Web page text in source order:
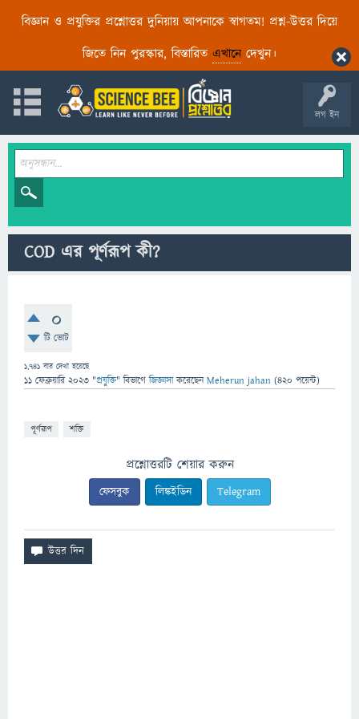
বিজ্ঞান ও প্রযুক্তির প্রশ্নোত্তর দুনিয়ায় আপনাকে স্বাগতম! প্রশ্ন-উত্তর দিয়ে
জিতে নিন পুরস্কার, বিস্তারিত এখানেদেখুন।
লগ ইন
COD এর পূর্ণরূপ কী?
0
টি ভোট
1,741 বার দেখা হয়েছে
11 ফেব্রুয়ারি 2023 "প্রযুক্তি" বিভাগে জিজ্ঞাসাকরেছেনMeherun jahan (420 পয়েন্ট)
পূর্ণরূপ শক্তি
প্রশ্নোত্তরটি শেয়ার করুন
ফেসবুক লিঙ্কইডিন Telegram